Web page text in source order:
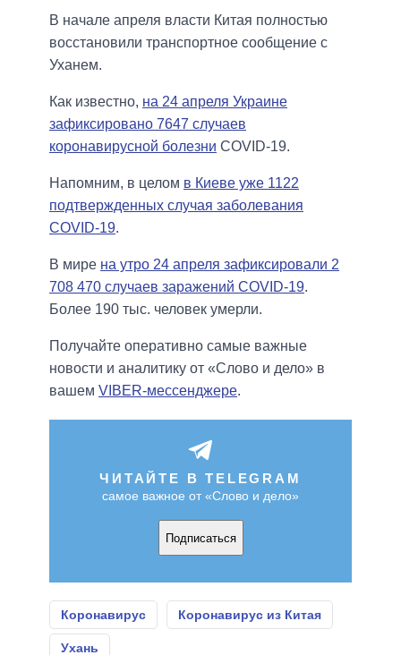
В начале апреля власти Китая полностью
восстановили транспортное сообщение с
Уханем.
Как известно, на 24 апреля Украине
зафиксировано 7647 случаев
коронавирусной болезни COVID-19.
Напомним, в целом в Киеве уже 1122
подтвержденных случая заболевания
COVID-19.
В мире на утро 24 апреля зафиксировали 2
708 470 случаев заражений COVID-19.
Более 190 тыс. человек умерли.
Получайте оперативно самые важные
новости и аналитику от «Слово и дело» в
вашем VIBER-мессенджере.
ЧИТАЙТЕ В TELEGRAM
самое важное от «Слово и дело»
Подписаться
Коронавирус Коронавирус из Китая
Ухань